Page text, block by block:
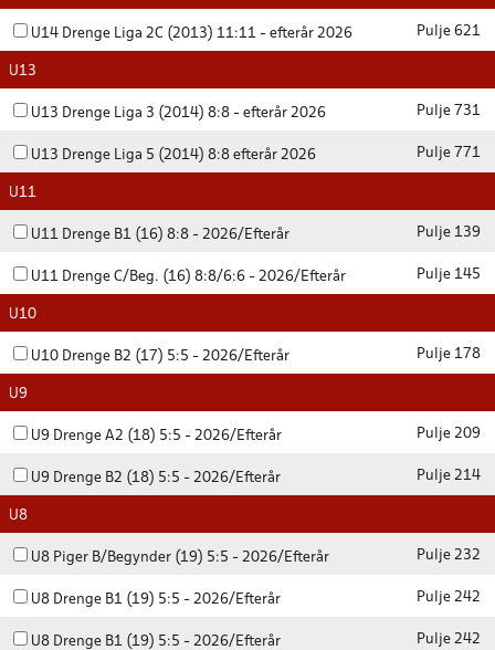
U14 Drenge Liga 2C (2013) 11:11 - efterår 2026 Pulje 621
U13
U13 Drenge Liga 3 (2014) 8:8 - efterår 2026 Pulje 731
U13 Drenge Liga 5 (2014) 8:8 efterår 2026 Pulje 771
U11
U11 Drenge B1 (16) 8:8 - 2026/Efterår Pulje 139
U11 Drenge C/Beg. (16) 8:8/6:6 - 2026/Efterår Pulje 145
U10
U10 Drenge B2 (17) 5:5 - 2026/Efterår Pulje 178
U9
U9 Drenge A2 (18) 5:5 - 2026/Efterår Pulje 209
U9 Drenge B2 (18) 5:5 - 2026/Efterår Pulje 214
U8
U8 Piger B/Begynder (19) 5:5 - 2026/Efterår Pulje 232
U8 Drenge B1 (19) 5:5 - 2026/Efterår Pulje 242
U8 Drenge B1 (19) 5:5 - 2026/Efterår Pulje 242